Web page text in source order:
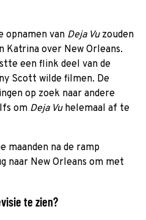
opnamen van Deja Vu zouden
Katrina over New Orleans.
een flink deel van de
Scott wilde filmen. De
op zoek naar andere
om Deja Vuhelemaal af te
maanden na de ramp
naar New Orleans om met
te zien?